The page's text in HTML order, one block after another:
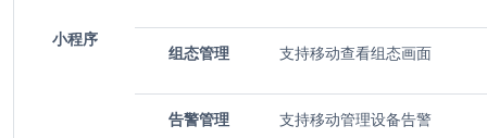
小程序
组态管理 支持移动查看组态画面
告警管理 支持移动管理设备告警